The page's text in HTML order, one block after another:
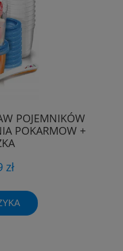
POJEMNIKÓW
POKARMOW +
zł